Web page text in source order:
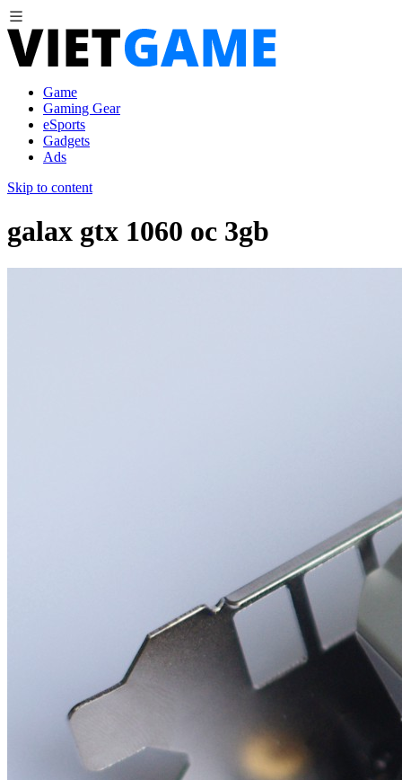
Game
Gaming Gear
eSports
Gadgets
Ads
Skip to content
galax gtx 1060 oc 3gb